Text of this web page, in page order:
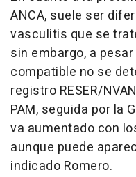
ANCA, suele ser
vasculitis que se
sin embargo, a
compatible no se
registro RESER/
PAM, seguida por la
va aumentado con
aunque puede
indicado Romero.